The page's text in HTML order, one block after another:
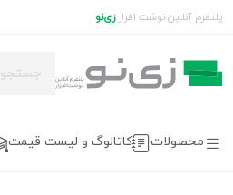
پلتفرم آنلاین نوشت افزارزی‌نو
محصولات کاتالوگ و لیست قیمت